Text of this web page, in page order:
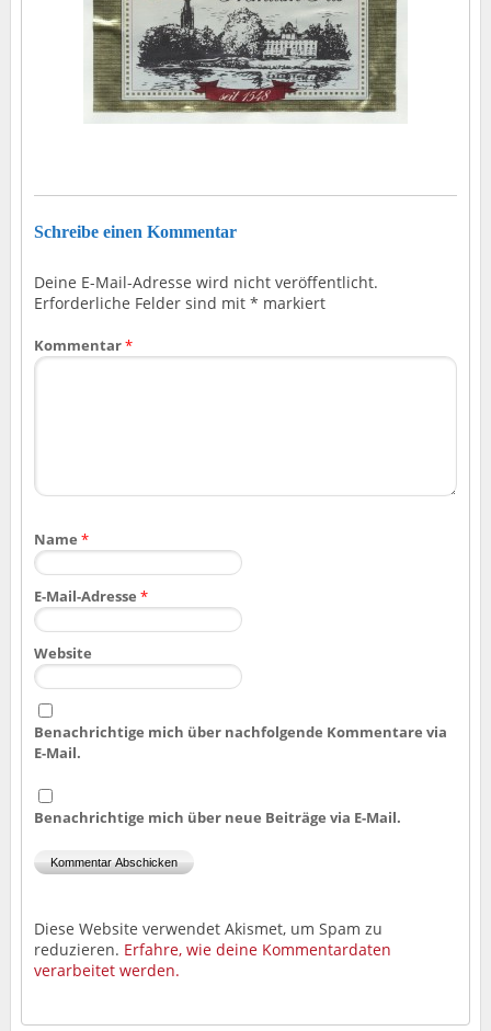
Schreibe einen Kommentar
Deine E-Mail-Adresse wird nicht veröffentlicht.
Erforderliche Felder sind mit * markiert
Kommentar*
Name *
E-Mail-Adresse *
Website
Benachrichtige mich über nachfolgende Kommentare via
E-Mail.
Benachrichtige mich über neue Beiträge via E-Mail.
Diese Website verwendet Akismet, um Spam zu
reduzieren. Erfahre, wie deine Kommentardaten
verarbeitet werden.